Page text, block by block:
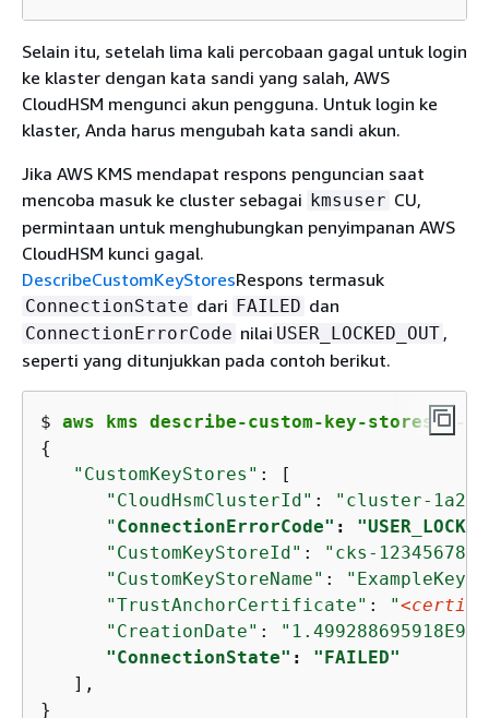
Selain itu, setelah lima kali percobaan gagal untuk login
ke klaster dengan kata sandi yang salah, AWS
CloudHSM mengunci akun pengguna. Untuk login ke
klaster, Anda harus mengubah kata sandi akun.
Jika AWS KMS mendapat respons penguncian saat
mencoba masuk ke cluster sebagai kmsuser CU,
permintaan untuk menghubungkan penyimpanan AWS
CloudHSM kunci gagal.
DescribeCustomKeyStoresRespons termasuk
ConnectionState dari FAILED dan
ConnectionErrorCode nilai USER_LOCKED_OUT ,
seperti yang ditunjukkan pada contoh berikut.
$ aws kms describe-custom-key-stores --
{
"CustomKeyStores" : [
"CloudHsmClusterId" :
"cluster-
" ConnectionErrorCode" :
"CustomKeyStoreId" :
"cks-
"CustomKeyStoreName" :
"TrustAnchorCertificate" : "
"CreationDate" : "1.499288695918E9"
"ConnectionState" : "FAILED"
   ],
}